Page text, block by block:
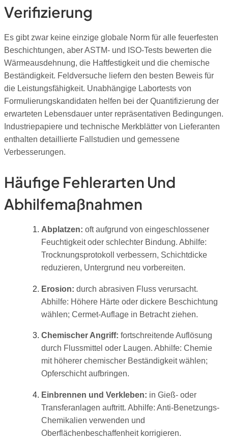
Verifizierung
Es gibt zwar keine einzige globale Norm für alle feuerfesten
Beschichtungen, aber ASTM- und ISO-Tests bewerten die
Wärmeausdehnung, die Haftfestigkeit und die chemische
Beständigkeit. Feldversuche liefern den besten Beweis für
die Leistungsfähigkeit. Unabhängige Labortests von
Formulierungskandidaten helfen bei der Quantifizierung der
erwarteten Lebensdauer unter repräsentativen Bedingungen.
Industriepapiere und technische Merkblätter von Lieferanten
enthalten detaillierte Fallstudien und gemessene
Verbesserungen.
Häufige Fehlerarten Und
Abhilfemaßnahmen
Abplatzen: oft aufgrund von eingeschlossener
Feuchtigkeit oder schlechter Bindung. Abhilfe:
Trocknungsprotokoll verbessern, Schichtdicke
reduzieren, Untergrund neu vorbereiten.
Erosion: durch abrasiven Fluss verursacht.
Abhilfe: Höhere Härte oder dickere Beschichtung
wählen; Cermet-Auflage in Betracht ziehen.
Chemischer Angriff: fortschreitende Auflösung
durch Flussmittel oder Laugen. Abhilfe: Chemie
mit höherer chemischer Beständigkeit wählen;
Opferschicht aufbringen.
Einbrennen und Verkleben: in Gieß- oder
Transferanlagen auftritt. Abhilfe: Anti-Benetzungs-
Chemikalien verwenden und
Oberflächenbeschaffenheit korrigieren.